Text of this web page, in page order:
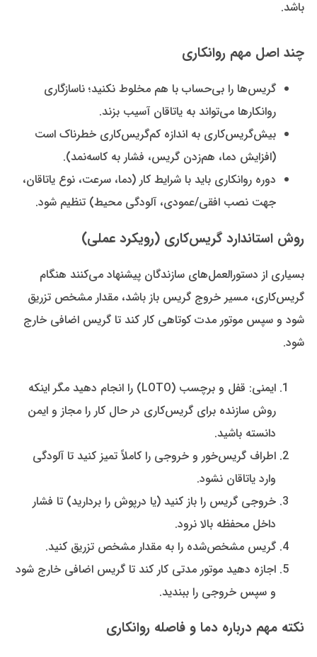
باشد.
چند اصل مهم روانکاری
گریس‌ها را بی‌حساب با هم مخلوط نکنید؛ ناسازگاری
روانکارها می‌تواند به یاتاقان آسیب بزند.
بیش‌گریس‌کاری به اندازه کم‌گریس‌کاری خطرناک است
(افزایش دما، هم‌زدن گریس، فشار به کاسه‌نمد).
دوره روانکاری باید با شرایط کار (دما، سرعت، نوع یاتاقان،
جهت نصب افقی/عمودی، آلودگی محیط) تنظیم شود.
روش استاندارد گریس‌کاری (رویکرد عملی)
بسیاری از دستورالعمل‌های سازندگان پیشنهاد می‌کنند هنگام
گریس‌کاری، مسیر خروج گریس باز باشد، مقدار مشخص تزریق
شود و سپس موتور مدت کوتاهی کار کند تا گریس اضافی خارج
شود.
ایمنی: قفل و برچسب (LOTO) را انجام دهید مگر اینکه
روش سازنده برای گریس‌کاری در حال کار را مجاز و ایمن
دانسته باشید.
اطراف گریس‌خور و خروجی را کاملاً تمیز کنید تا آلودگی
وارد یاتاقان نشود.
خروجی گریس را باز کنید (یا درپوش را بردارید) تا فشار
داخل محفظه بالا نرود.
گریس مشخص‌شده را به مقدار مشخص تزریق کنید.
اجازه دهید موتور مدتی کار کند تا گریس اضافی خارج شود
و سپس خروجی را ببندید.
نکته مهم درباره دما و فاصله روانکاری